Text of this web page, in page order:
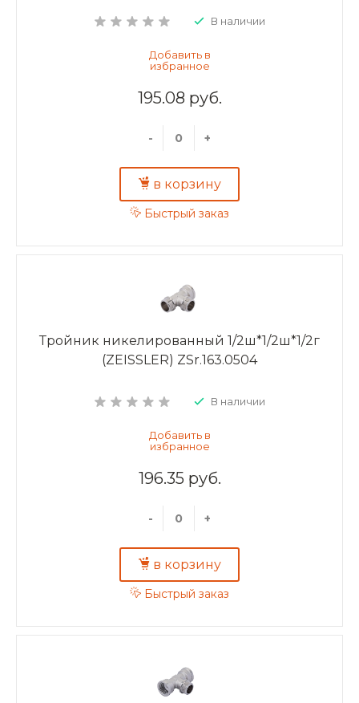
В наличии
195.08 руб.
- +
в корзину
Быстрый заказ
Тройник никелированный 1/2ш*1/2ш*1/2г
(ZEISSLER) ZSr.163.0504
В наличии
196.35 руб.
- +
в корзину
Быстрый заказ